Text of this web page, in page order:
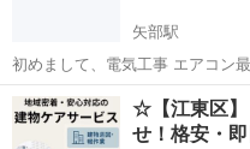
矢部駅
初めまして、電気工事 エアコン
んに断られたなど、特殊な工事
ります！もちろん新品未使用で
日工事できます！
東京 町田市 矢部駅 電
☆【江東区】
せ！格安・